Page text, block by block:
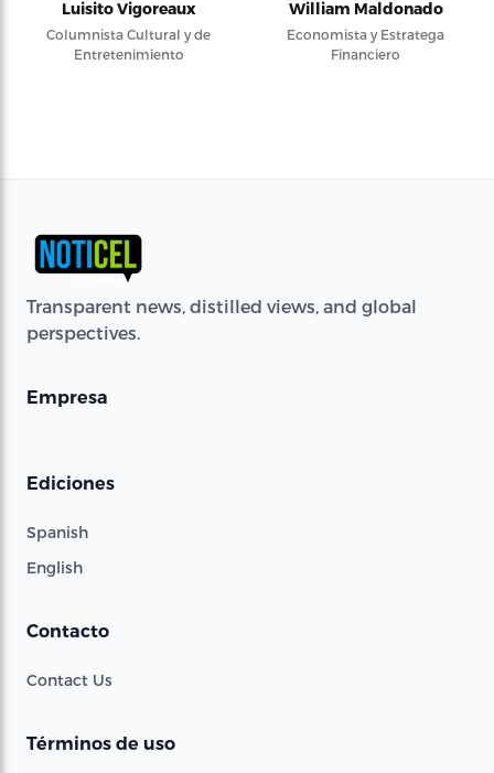
Luisito Vigoreaux
Columnista Cultural y de
Entretenimiento
William Maldonado
Economista y Estratega
Financiero
Transparent news, distilled views, and global
perspectives.
Empresa
Ediciones
Spanish
English
Contacto
Contact Us
Términos de uso